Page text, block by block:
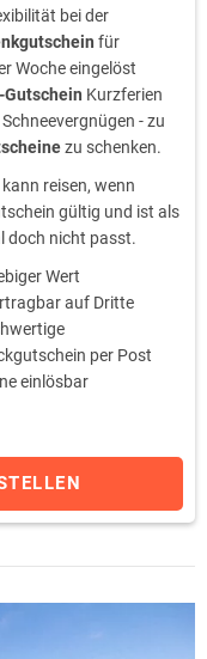
bei der
für
Woche eingelöst
Gutschein Kurzferien
- zu
zu schenken.
reisen, wenn
gültig und ist als
doch nicht passt.
Wert
auf Dritte
per Post
einlösbar